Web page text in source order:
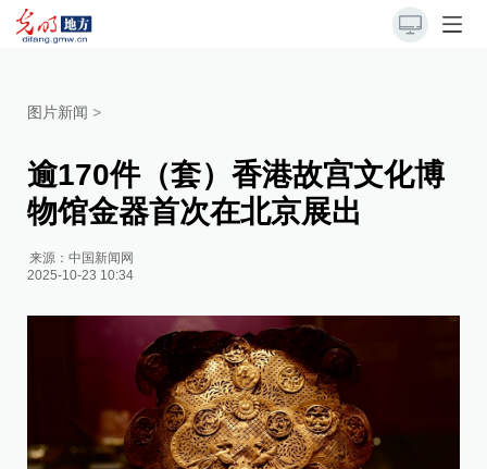
图片新闻 >
逾170件（套）香港故宫文化博
物馆金器首次在北京展出
来源：中国新闻网
2025-10-23 10:34